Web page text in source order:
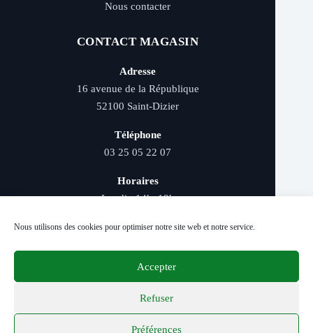
Nous utilisons des cookies pour optimiser notre site web et notre service.
Accepter
Refuser
Préférences
Nous contacter
CONTACT MAGASIN
Adresse
16 avenue de la République
52100 Saint-Dizier
Téléphone
03 25 05 22 07
Horaires
Lundi : 14h–19h
Livraison rapide - Retrait magasin - Paiement